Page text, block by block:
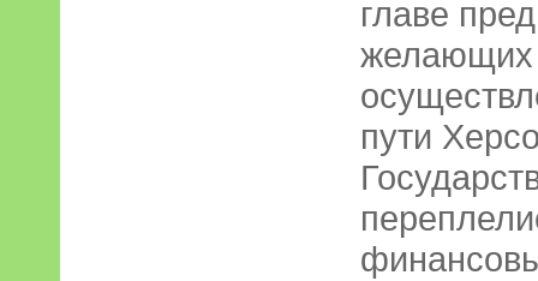
главе
желающих
пути